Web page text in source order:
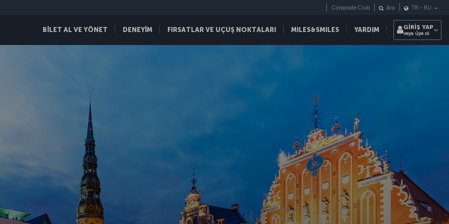
BİLET AL VE YÖNET DENEYİM FIRSATLAR VE UÇUŞ NOKTALARI MILES&SMILES YARDIM
Corporate Club Ara TR - RU
GİRİŞ YAP
veya üye ol